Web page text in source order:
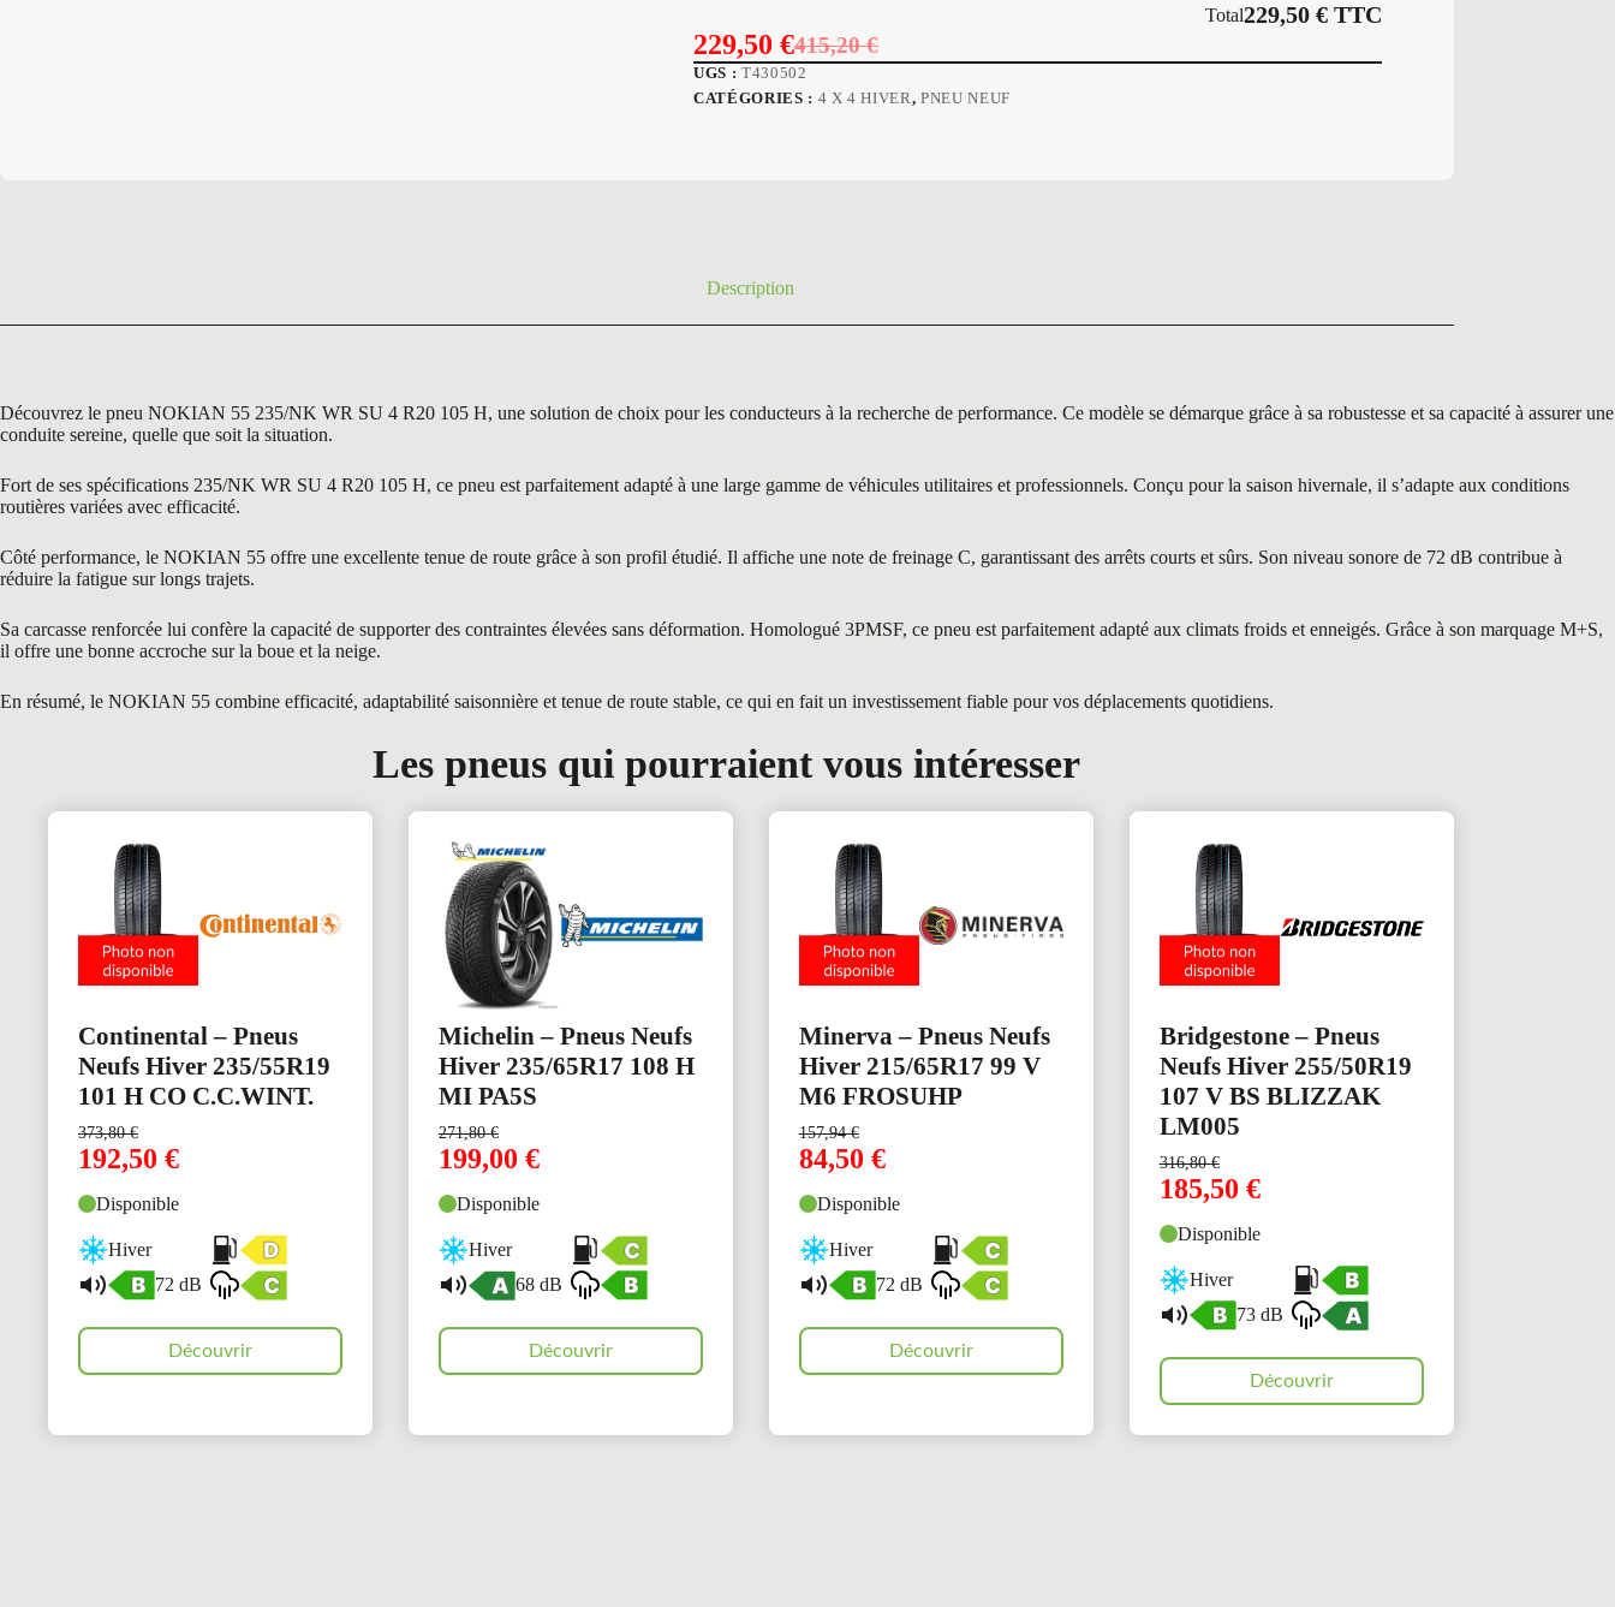
Total229,50 €TTC
415,20€
Le
prix
229,50€
Le
prix
UGS : T430502
CATÉGORIES : 4 X 4 HIVER,PNEU NEUF
Description
Découvrez le pneu NOKIAN 55 235/NK WR SU 4 R20 105 H, une solution de choix pour les conducteurs à la recherche de performance. Ce modèle se démarque grâce à sa robustesse et sa capacité à assurer une
conduite sereine, quelle que soit la situation.
Fort de ses spécifications 235/NK WR SU 4 R20 105 H, ce pneu est parfaitement adapté à une large gamme de véhicules utilitaires et professionnels. Conçu pour la saison hivernale, il s’adapte aux conditions
routières variées avec efficacité.
Côté performance, le NOKIAN 55 offre une excellente tenue de route grâce à son profil étudié. Il affiche une note de freinage C, garantissant des arrêts courts et sûrs. Son niveau sonore de 72 dB contribue à
réduire la fatigue sur longs trajets.
Sa carcasse renforcée lui confère la capacité de supporter des contraintes élevées sans déformation. Homologué 3PMSF, ce pneu est parfaitement adapté aux climats froids et enneigés. Grâce à son marquage M+S,
il offre une bonne accroche sur la boue et la neige.
En résumé, le NOKIAN 55 combine efficacité, adaptabilité saisonnière et tenue de route stable, ce qui en fait un investissement fiable pour vos déplacements quotidiens.
Les pneus qui pourraient vous intéresser
Continental – Pneus
Neufs Hiver 235/55R19
101 H CO C.C.WINT.
373,80€
192,50 €
Disponible
Hiver
72 dB
Découvrir
Michelin – Pneus Neufs
Hiver 235/65R17 108 H
MI PA5S
271,80€
199,00 €
Disponible
Hiver
68 dB
Découvrir
Minerva – Pneus Neufs
Hiver 215/65R17 99 V
M6 FROSUHP
157,94€
84,50 €
Disponible
Hiver
72 dB
Découvrir
Bridgestone – Pneus
Neufs Hiver 255/50R19
107 V BS BLIZZAK
LM005
316,80€
185,50 €
Disponible
Hiver
73 dB
Découvrir